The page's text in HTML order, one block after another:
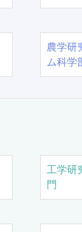
農学
ム科学
工学研
門